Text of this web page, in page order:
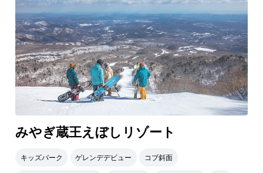
みやぎ蔵王えぼしリゾート
キッズパーク ゲレンデデビュー コブ斜面